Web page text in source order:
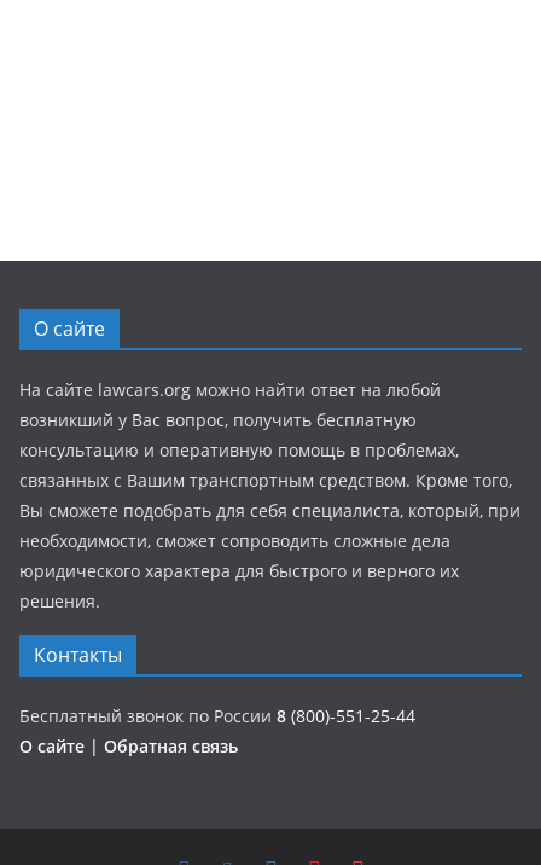
О сайте
На сайте lawcars.org можно найти ответ на любой
возникший у Вас вопрос, получить бесплатную
консультацию и оперативную помощь в проблемах,
связанных с Вашим транспортным средством. Кроме того,
Вы сможете подобрать для себя специалиста, который, при
необходимости, сможет сопроводить сложные дела
юридического характера для быстрого и верного их
решения.
Контакты
Бесплатный звонок по России 8 (800)-551-25-44
О сайте | Обратная связь